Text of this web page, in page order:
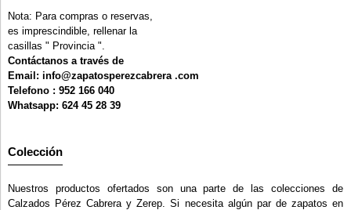
Nota: Para compras o reservas,
es imprescindible, rellenar la
casillas " Provincia ".
Contáctanos a través de
Email: info@zapatosperezcabrera .com
Telefono : 952 166 040
Whatsapp: 624 45 28 39
Colección
Nuestros productos ofertados son una parte de las colecciones de
Calzados Pérez Cabrera y Zerep. Si necesita algún par de zapatos en